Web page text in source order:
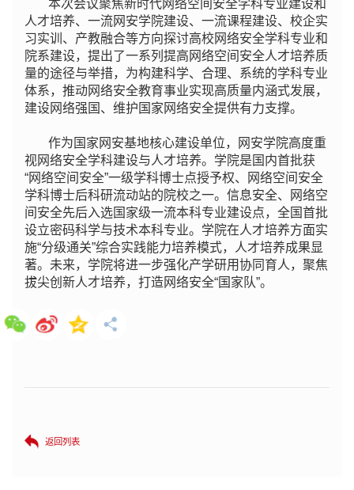
本次会议聚焦新时代网络空间安全学科专业建设和
人才培养、一流网安学院建设、一流课程建设、校企实
习实训、产教融合等方向探讨高校网络安全学科专业和
院系建设，提出了一系列提高网络空间安全人才培养质
量的途径与举措，为构建科学、合理、系统的学科专业
体系，推动网络安全教育事业实现高质量内涵式发展，
建设网络强国、维护国家网络安全提供有力支撑。
作为国家网安基地核心建设单位，网安学院高度重
视网络安全学科建设与人才培养。学院是国内首批获
“网络空间安全”一级学科博士点授予权、网络空间安全
学科博士后科研流动站的院校之一。信息安全、网络空
间安全先后入选国家级一流本科专业建设点，全国首批
设立密码科学与技术本科专业。学院在人才培养方面实
施“分级通关”综合实践能力培养模式，人才培养成果显
著。未来，学院将进一步强化产学研用协同育人，聚焦
拔尖创新人才培养，打造网络安全“国家队”。
返回列表